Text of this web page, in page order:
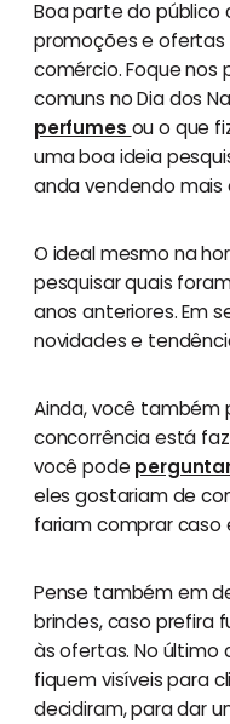
Boa parte do público
promoções e
comércio. Foque
comuns no Dia dos
perfumes ou o que
uma boa ideia
anda vendendo
O ideal mesmo na
pesquisar quais
anos anteriores. Em
novidades e
Ainda, você também
concorrência está
você pode
eles gostariam de
fariam comprar
Pense também em
brindes, caso prefira
às ofertas. No último
fiquem visíveis para
decidiram, para dar